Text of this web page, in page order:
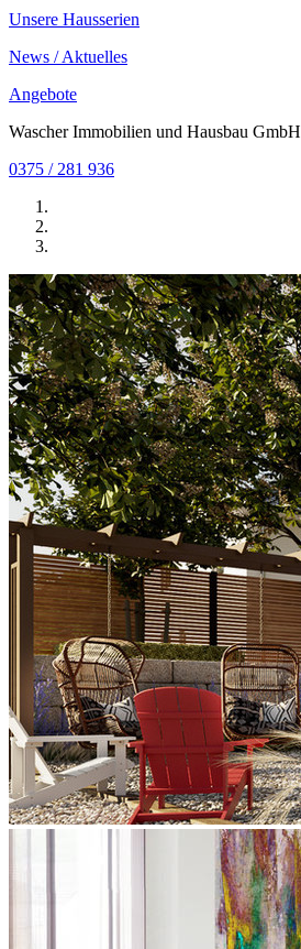
Unsere Hausserien
News / Aktuelles
Angebote
Wascher Immobilien und Hausbau GmbH
0375 / 281 936